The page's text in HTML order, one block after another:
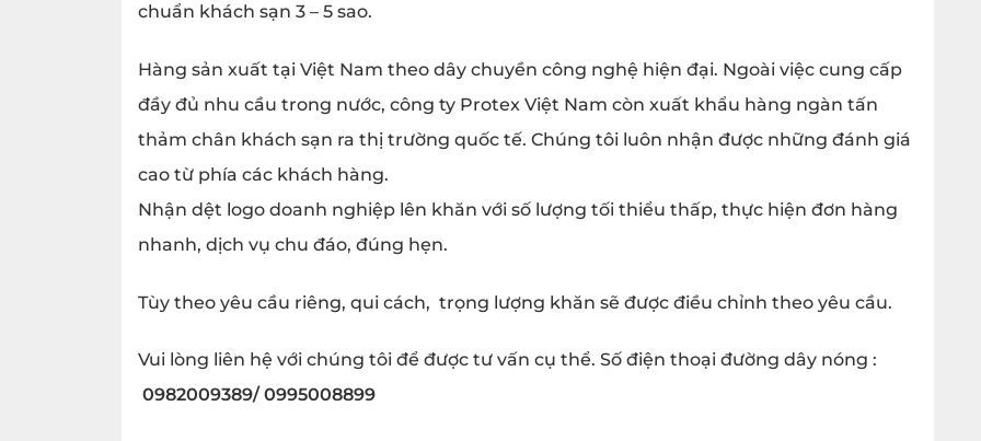
chuẩn khách sạn 3 – 5 sao.
Hàng sản xuất tại Việt Nam theo dây chuyền công nghệ hiện đại. Ngoài việc cung cấp
đầy đủ nhu cầu trong nước, công ty Protex Việt Nam còn xuất khẩu hàng ngàn tấn
thảm chân khách sạn ra thị trường quốc tế. Chúng tôi luôn nhận được những đánh giá
cao từ phía các khách hàng.
Nhận dệt logo doanh nghiệp lên khăn với số lượng tối thiểu thấp, thực hiện đơn hàng
nhanh, dịch vụ chu đáo, đúng hẹn.
Tùy theo yêu cầu riêng, qui cách, trọng lượng khăn sẽ được điều chỉnh theo yêu cầu.
Vui lòng liên hệ với chúng tôi để được tư vấn cụ thể. Số điện thoại đường dây nóng :
0982009389/ 0995008899